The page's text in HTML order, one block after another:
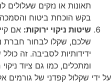
תאונות או נזקים
בקש הוכחת ביטוח
שיטות ניקוי ירוקות: אם
שלכם, שקלו לבחור חברת
ידידותיות לסביבה. זה
ומתכלים, כמו גם ציוד
על ידי שקלול קפדני של גורמים